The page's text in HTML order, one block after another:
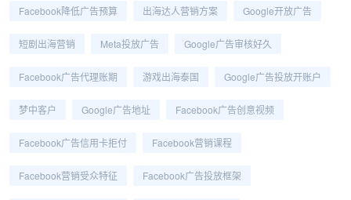
Facebook降低广告预算 出海达人营销方案 Google开放广告
短剧出海营销 Meta投放广告 Google广告审核好久
Facebook广告代理账期 游戏出海泰国 Google广告投放开账户
梦中客户 Google广告地址 Facebook广告创意视频
Facebook广告信用卡拒付 Facebook营销课程
Facebook营销受众特征 Facebook广告投放框架